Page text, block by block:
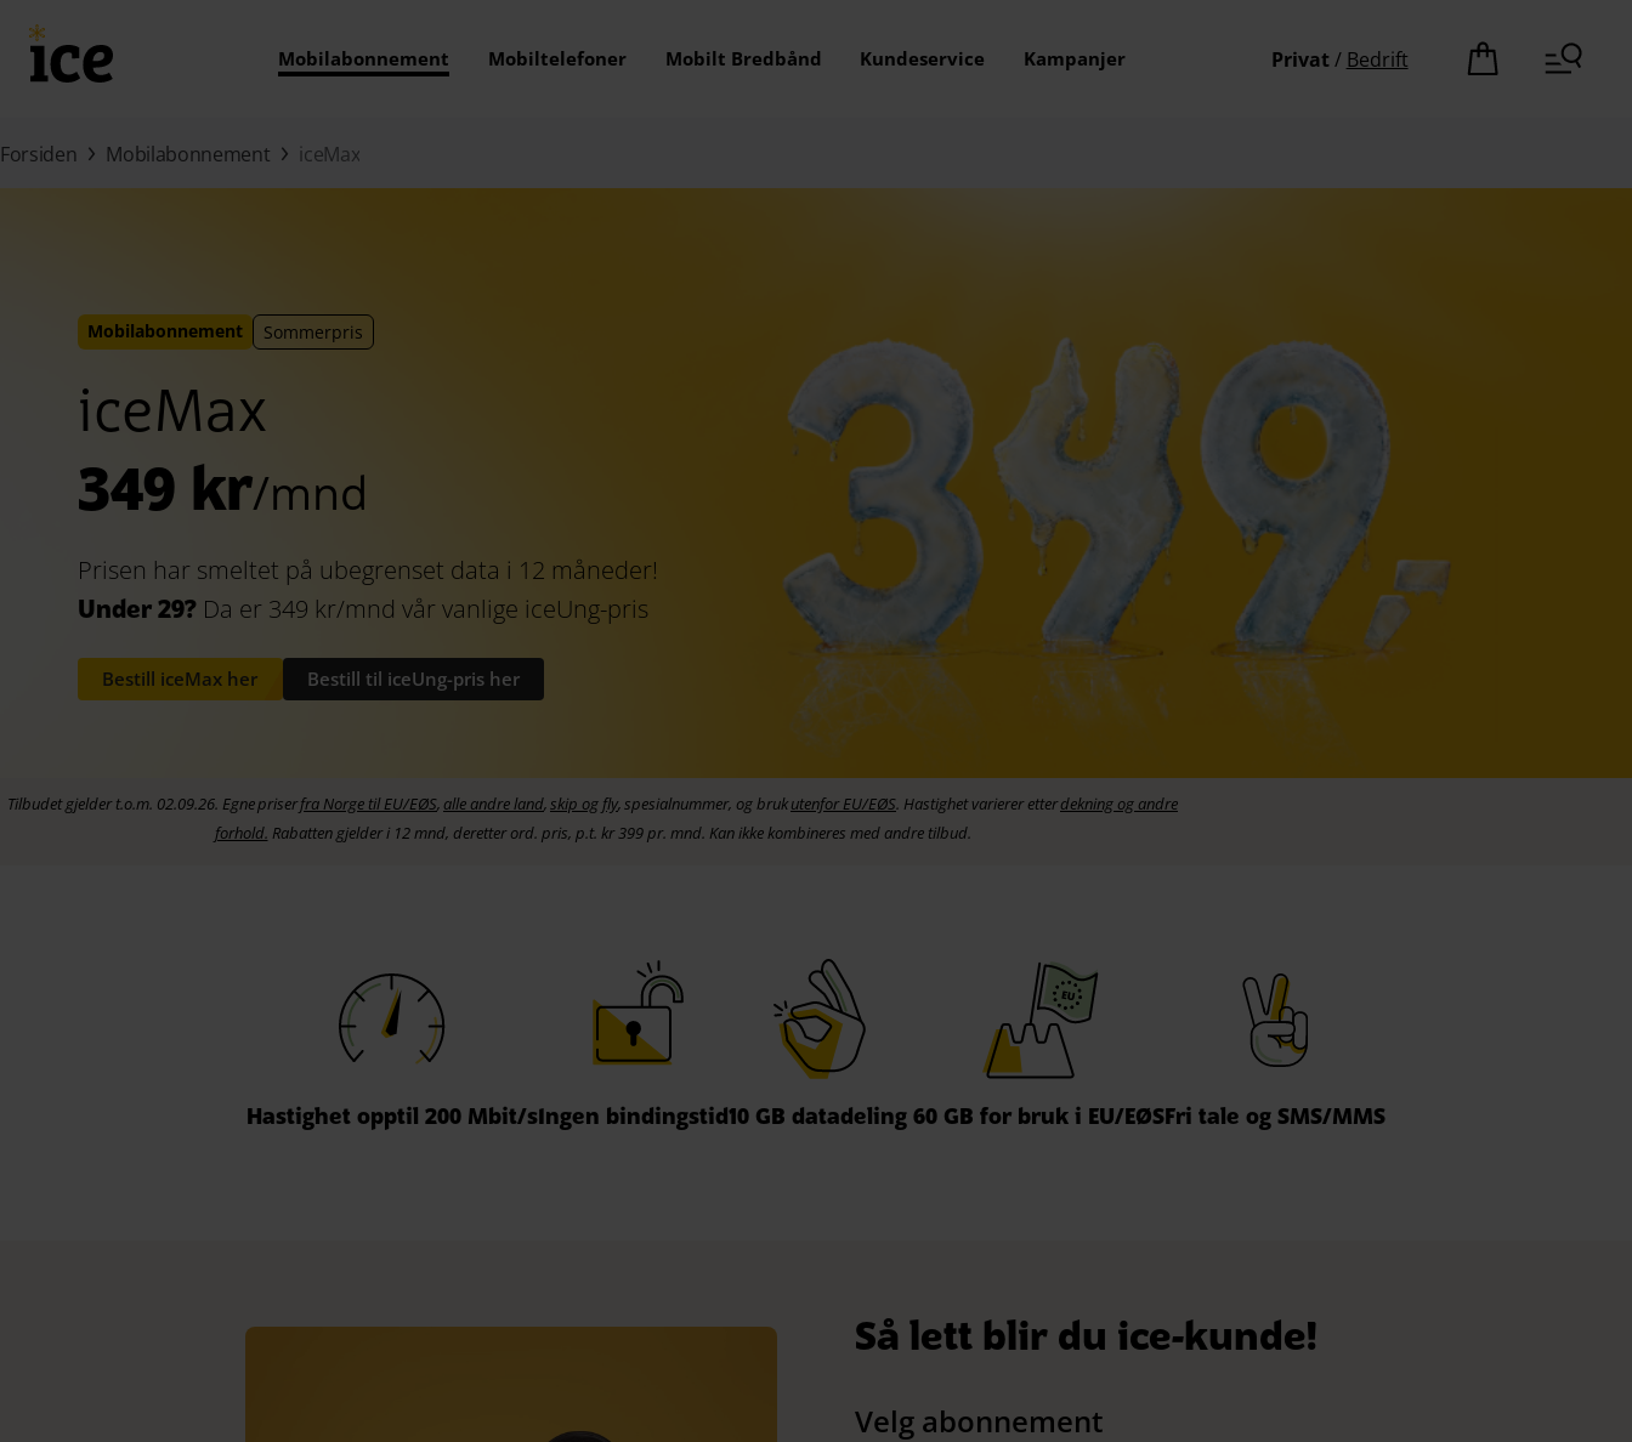
Mobilabonnement Mobiltelefoner Mobilt Bredbånd Kundeservice Kampanjer Privat / Bedrift
Det er ingen
Forsiden Mobilabonnement iceMax
Mobilabonnement Sommerpris
iceMax
349 kr/mnd
Prisen har smeltet på ubegrenset data i 12 måneder!
Under 29? Da er 349 kr/mnd vår vanlige iceUng-pris
Bestill iceMax her Bestill til iceUng-pris her
Tilbudet gjelder t.o.m. 02.09.26. Egnepriserfra Norge til EU/EØS, alle andre land,skip og fly,spesialnummer, og brukutenfor EU/EØS. Hastighet varierer etterdekning og andre
forhold. Rabatten gjelder i 12 mnd, deretter ord. pris, p.t. kr 399 pr. mnd. Kan ikke kombineres med andre tilbud.
Hastighet opptil 200 Mbit/sIngen bindingstid10 GB datadeling 60 GB for bruk i EU/EØSFri tale og SMS/MMS
Så lett blir du ice-kunde!
Velg abonnement